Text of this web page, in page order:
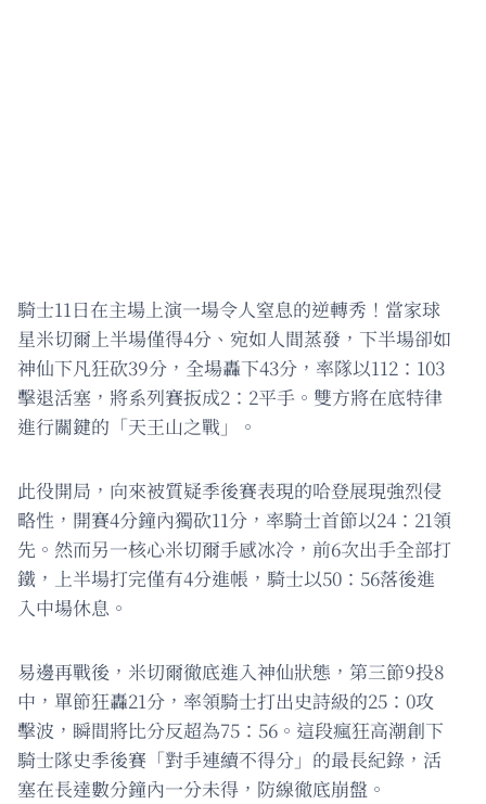
騎士11日在主場上演一場令人窒息的逆轉秀！當家球
星米切爾上半場僅得4分、宛如人間蒸發，下半場卻如
神仙下凡狂砍39分，全場轟下43分，率隊以112：103
擊退活塞，將系列賽扳成2：2平手。雙方將在底特律
進行關鍵的「天王山之戰」。
此役開局，向來被質疑季後賽表現的哈登展現強烈侵
略性，開賽4分鐘內獨砍11分，率騎士首節以24：21領
先。然而另一核心米切爾手感冰冷，前6次出手全部打
鐵，上半場打完僅有4分進帳，騎士以50：56落後進
入中場休息。
易邊再戰後，米切爾徹底進入神仙狀態，第三節9投8
中，單節狂轟21分，率領騎士打出史詩級的25：0攻
擊波，瞬間將比分反超為75：56。這段瘋狂高潮創下
騎士隊史季後賽「對手連續不得分」的最長紀錄，活
塞在長達數分鐘內一分未得，防線徹底崩盤。